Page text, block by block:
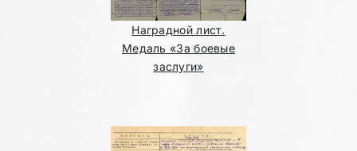
Наградной лист.
Медаль «За боевые
заслуги»